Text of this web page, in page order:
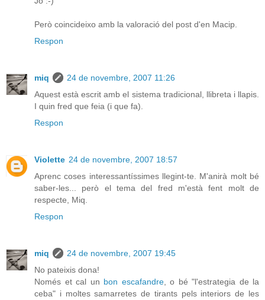
Però coincideixo amb la valoració del post d'en Macip.
Respon
miq
24 de novembre, 2007 11:26
Aquest està escrit amb el sistema tradicional, llibreta i llapis.
I quin fred que feia (i que fa).
Respon
Violette 24 de novembre, 2007 18:57
Aprenc coses interessantíssimes llegint-te. M'anirà molt bé
saber-les... però el tema del fred m'està fent molt de
respecte, Miq.
Respon
miq
24 de novembre, 2007 19:45
No pateixis dona!
Només et cal un bon escafandre, o bé "l'estrategia de la
ceba" i moltes samarretes de tirants pels interiors de les